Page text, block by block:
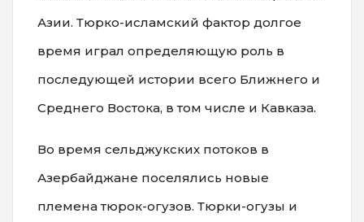
Азии. Тюрко-исламский фактор долгое
время играл определяющую роль в
последующей истории всего Ближнего и
Среднего Востока, в том числе и Кавказа.
Во время сельджукских потоков в
Азербайджане поселялись новые
племена тюрок-огузов. Тюрки-огузы и